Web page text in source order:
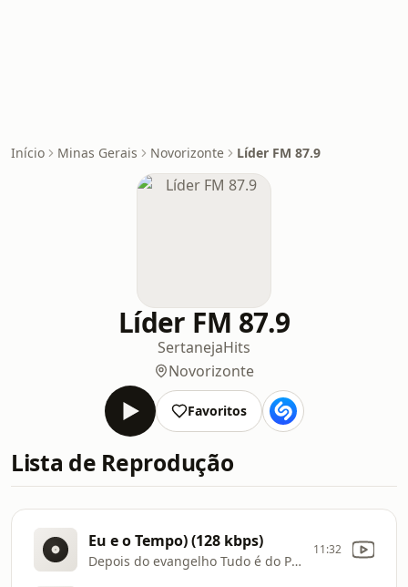
Início Minas Gerais Novorizonte Líder FM 87.9
Líder FM 87.9
SertanejaHits
Novorizonte
Favoritos
Lista de Reprodução
Eu e o Tempo) (128 kbps)
Depois do evangelho Tudo é do Pai (DVD AO VIVO
11:32